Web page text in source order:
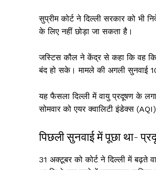
सुप्रीम कोर्ट ने दिल्ली सरकार को भी
के लिए नहीं छोड़ा जा सकता है।
जस्टिस कौल ने केंद्र से कहा कि वह
बंद हो सके। मामले की अगली सुनवाई
यह फैसला दिल्ली में वायु प्रदूषण के
सोमवार को एयर क्वालिटी इंडेक्स
पिछली सुनवाई में पूछा था-
31 अक्टूबर को कोर्ट ने दिल्ली में बढ़ते